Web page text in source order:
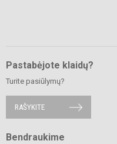
Pastabėjote klaidų?
Turite pasiūlymų?
RAŠYKITE
Bendraukime